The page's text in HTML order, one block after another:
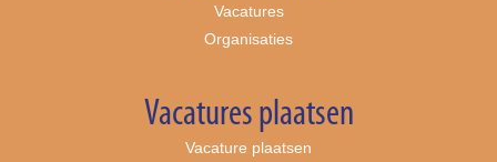
Vacatures
Organisaties
Vacatures plaatsen
Vacature plaatsen